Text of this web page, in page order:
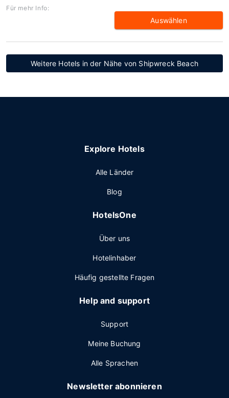
Für mehr Info:
Auswählen
Weitere Hotels in der Nähe von Shipwreck Beach
Explore Hotels
Alle Länder
Blog
HotelsOne
Über uns
Hotelinhaber
Häufig gestellte Fragen
Help and support
Support
Meine Buchung
Alle Sprachen
Newsletter abonnieren